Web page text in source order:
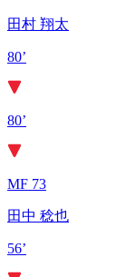
田村 翔太
80’
80’
MF 73
田中 稔也
56’